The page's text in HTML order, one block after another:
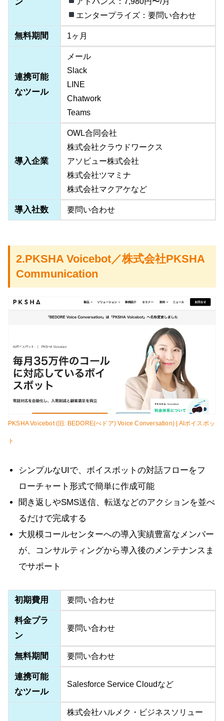
エンタープライズ：要問い合わせ
無料期間 1ヶ月
連携可能
なツール
メール
Slack
LINE
Chatwork
Teams
導入企業
OWL合同会社
株式会社クラウドワークス
アソビュー株式会社
株式会社ツマミナ
株式会社マクアケなど
導入社数 要問い合わせ
2.PKSHA Voicebot／株式会社PKSHA
Communication
PKSHA Voicebot (旧: BEDORE(べドア) Voice Conversation) | AIボイスボッ
ト
シンプルなUIで、ボイスボットの対話フローをフ
ローチャート形式で簡単に作成可能
聞き返しやSMS送信、転送などのアクションを並べ
るだけで完成する
大規模コールセンターへの導入実績豊富なメンバー
が、コンサルティングから導入後のメンテナンスま
でサポート
初期費用 要問い合わせ
料金プラ
ン
要問い合わせ
無料期間 要問い合わせ
連携可能
なツール
Salesforce Service Cloudなど
株式会社ハルメク・ビジネスソリュー